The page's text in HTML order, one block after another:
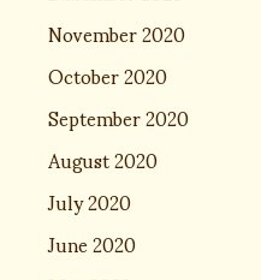
November 2020
October 2020
September 2020
August 2020
July 2020
June 2020